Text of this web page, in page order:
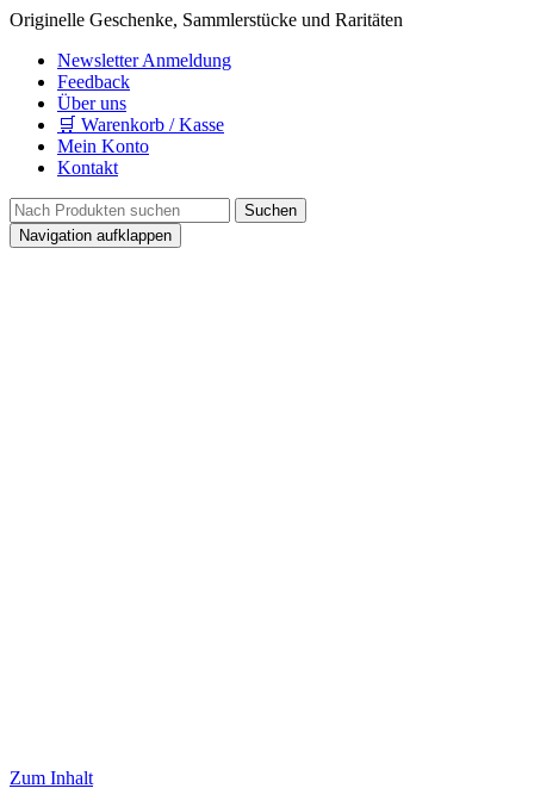
Originelle Geschenke, Sammlerstücke und Raritäten
Newsletter Anmeldung
Feedback
Über uns
🛒 Warenkorb / Kasse
Mein Konto
Kontakt
Navigation aufklappen
Zum Inhalt